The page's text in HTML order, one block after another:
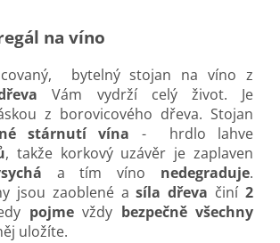
na víno
bytelný stojan na víno z
Vám vydrží celý život. Je
z borovicového dřeva. Stojan
stárnutí vína - hrdlo lahve
, takže korkový uzávěr je zaplaven
a tím víno nedegraduje.
jsou zaoblené asíla dřeva činí 2
pojmevždy bezpečně všechny
uložíte.